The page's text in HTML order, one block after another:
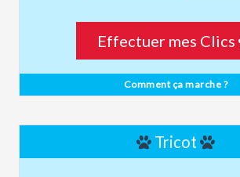
Effectuer mes Clics
Comment ça marche ?
Tricot